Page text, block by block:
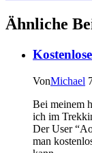
Ähnliche
VonMichael
Bei meinem
ich im
Der User
man